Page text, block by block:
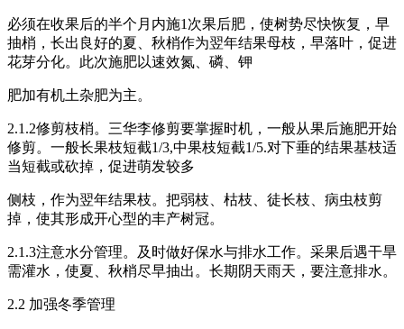
必须在收果后的半个月内施1次果后肥，使树势尽快恢复，早
抽梢，长出良好的夏、秋梢作为翌年结果母枝，早落叶，促进
花芽分化。此次施肥以速效氮、磷、钾
肥加有机土杂肥为主。
2.1.2修剪枝梢。三华李修剪要掌握时机，一般从果后施肥开始
修剪。一般长果枝短截1/3,中果枝短截1/5.对下垂的结果基枝适
当短截或砍掉，促进萌发较多
侧枝，作为翌年结果枝。把弱枝、枯枝、徒长枝、病虫枝剪
掉，使其形成开心型的丰产树冠。
2.1.3注意水分管理。及时做好保水与排水工作。采果后遇干旱
需灌水，使夏、秋梢尽早抽出。长期阴天雨天，要注意排水。
2.2 加强冬季管理